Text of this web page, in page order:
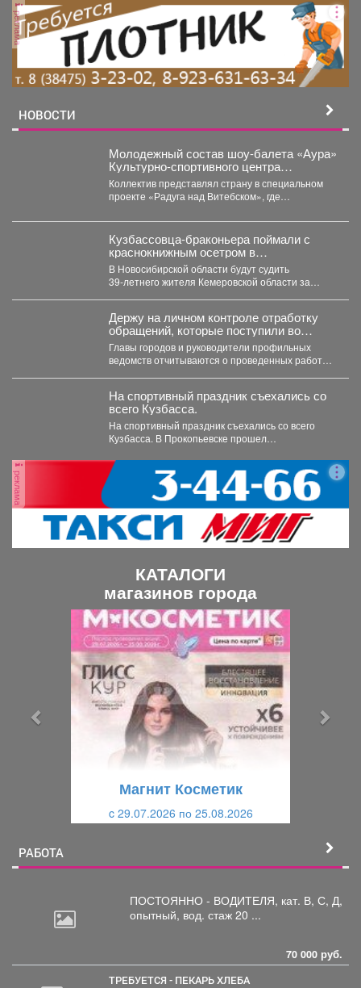
реклама
НОВОСТИ
Молодежный состав шоу-балета «Аура»
Культурно-спортивного центра
металлургов победил в международном
конкурсе «Славянский базар» в
Витебске.
Коллектив представлял страну в специальном
проекте «Радуга над Витебском», где
России,...
Кузбассовца-браконьера поймали с
краснокнижным осетром в
Новосибирске
В Новосибирской области будут судить
39‑летнего жителя Кемеровской области за
Держу на личном контроле отработку
обращений, которые поступили во
время прямого эфира 28 июля.
Главы городов и руководители профильных
ведомств отчитываются о проведенных работах,
На спортивный праздник съехались со
всего Кузбасса.
На спортивный праздник съехались со всего
Кузбасса. В Прокопьевске прошел
реклама
КАТАЛОГИ
магазинов города
Магнит Косметик
c 29.07.2026 по 25.08.2026
РАБОТА
ПОСТОЯННО - ВОДИТЕЛЯ, кат. В, С, Д,
опытный, вод. стаж 20 ...
70 000 руб.
ТРЕБУЕТСЯ - ПЕКАРЬ ХЛЕБА